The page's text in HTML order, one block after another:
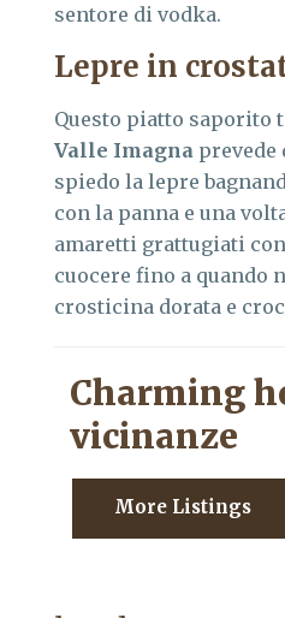
sentore di vodka.
Lepre in
Questo piatto saporito
Valle Imagna prevede
spiedo la lepre
con la panna e una
amaretti grattugiati
cuocere fino a quando
crosticina dorata e
Charming
vicinanze
More Listings